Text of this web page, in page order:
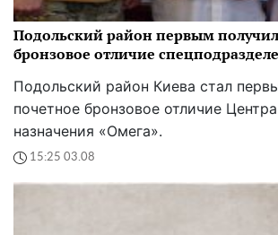
Подольский район первым
бронзовое отличие
Подольский район Киева стал
почетное бронзовое отличие
назначения «Омега».
15:25 03.08